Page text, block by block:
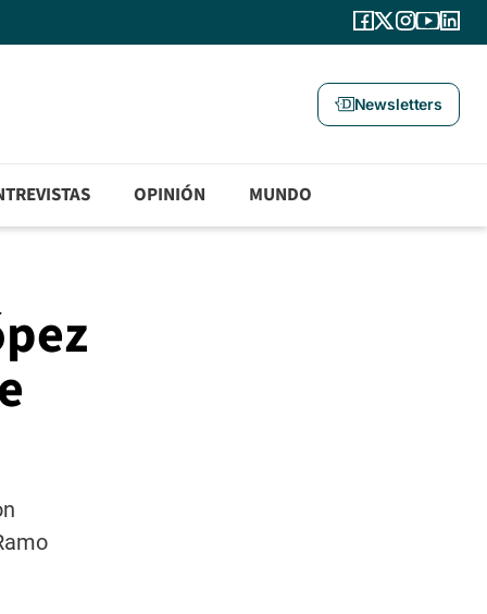
Newsletters
OPINIÓN MUNDO